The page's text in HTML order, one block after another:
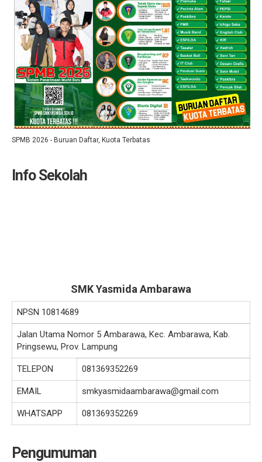
SPMB 2026 - Buruan Daftar, Kuota Terbatas
Info Sekolah
SMK Yasmida Ambarawa
NPSN 10814689
Jalan Utama Nomor 5 Ambarawa, Kec. Ambarawa, Kab.
Pringsewu, Prov. Lampung
TELEPON 081369352269
EMAIL smkyasmidaambarawa@gmail.com
WHATSAPP 081369352269
Pengumuman